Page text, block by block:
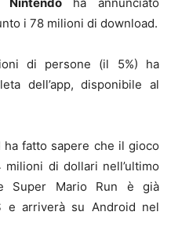
i 78 milioni di download.
di persone (il 5%) ha
dell’app, disponibile al
ha fatto sapere che il gioco
di dollari nell’ultimo
Super Mario Run è già
e arriverà su Android nel